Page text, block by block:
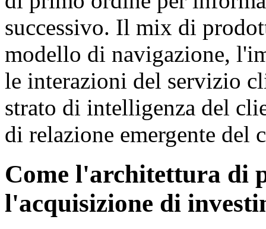
successivo. Il mix di
modello di navigazione,
le interazioni del servizio
strato di intelligenza del
di relazione emergente del
Come l'architettura di
l'acquisizione di